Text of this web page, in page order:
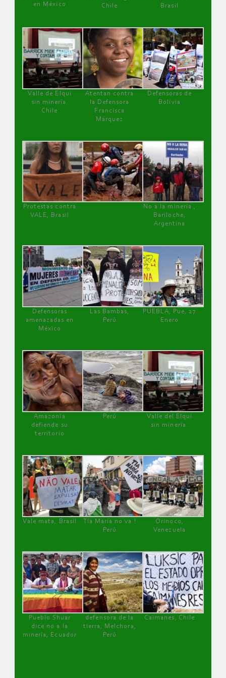
en México
Chile
Brasil
Valle de Elqui
sin minería.
Chile
Atentan contra
la Defensora
Francisca
Márquez
Defensoras de
Bolivia
Protestas contra
VALE, Brasil
No a la minería ,
Bariloche,
Argentina
Defensoras
amenazadas en
México
Las Bambas,
Perú
PUEBLA, Pue, 27
Enero
Amazonía
defiende su
territorio
Perú
Valle del Elqui
sin minería.
Vale mata, Brasil
Tía María no va !
Perú
Orinoco,
Venezuela
Pueblo Shuar
dice no a la
minería, Ecuador
defensora de la
tierra, Melchora,
Perú
Caimanes, Chile